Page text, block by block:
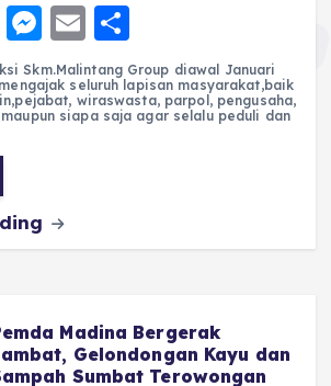
T
g
m
M
e
ss
e
er
E
m
ai
l
h
a
re
Skm.Malintang Group diawal Januari
seluruh lapisan masyarakat,baik
wiraswasta, parpol, pengusaha,
siapa saja agar selalu peduli dan
Madina Bergerak
Gelondongan Kayu dan
Sumbat Terowongan